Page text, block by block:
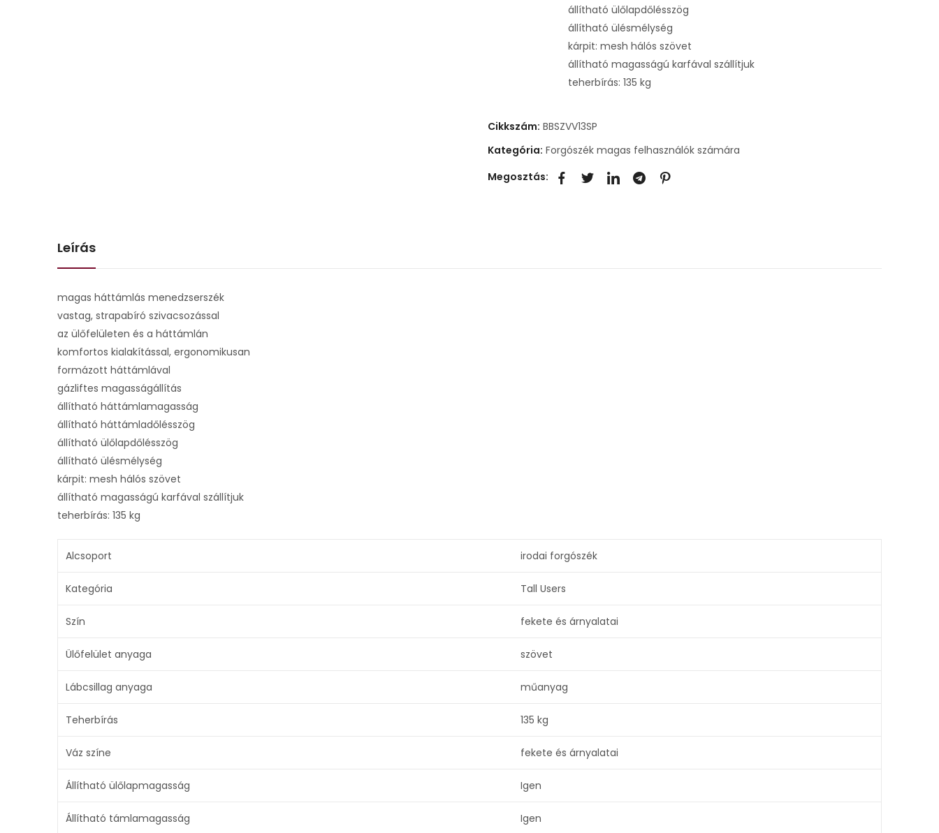
állítható ülőlapdőlésszög
állítható ülésmélység
kárpit: mesh hálós szövet
állítható magasságú karfával szállítjuk
teherbírás: 135 kg
Cikkszám: BBSZVV13SP
Kategória: Forgószék magas felhasználók számára
Megosztás:
Leírás
magas háttámlás menedzserszék
vastag, strapabíró szivacsozással
az ülőfelületen és a háttámlán
komfortos kialakítással, ergonomikusan
formázott háttámlával
gázliftes magasságállítás
állítható háttámlamagasság
állítható háttámladőlésszög
állítható ülőlapdőlésszög
állítható ülésmélység
kárpit: mesh hálós szövet
állítható magasságú karfával szállítjuk
teherbírás: 135 kg
Alcsoport irodai forgószék
Kategória Tall Users
Szín fekete és árnyalatai
Ülőfelület anyaga szövet
Lábcsillag anyaga műanyag
Teherbírás 135 kg
Váz színe fekete és árnyalatai
Állítható ülőlapmagasság Igen
Állítható támlamagasság Igen